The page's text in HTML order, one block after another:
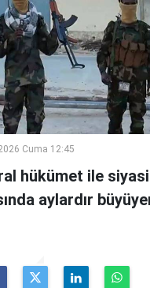
Cuma 12:45
hükümet ile siyasi
aylardır